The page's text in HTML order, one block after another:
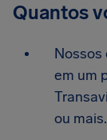
Quantos
Nossos
em um
ou mais.